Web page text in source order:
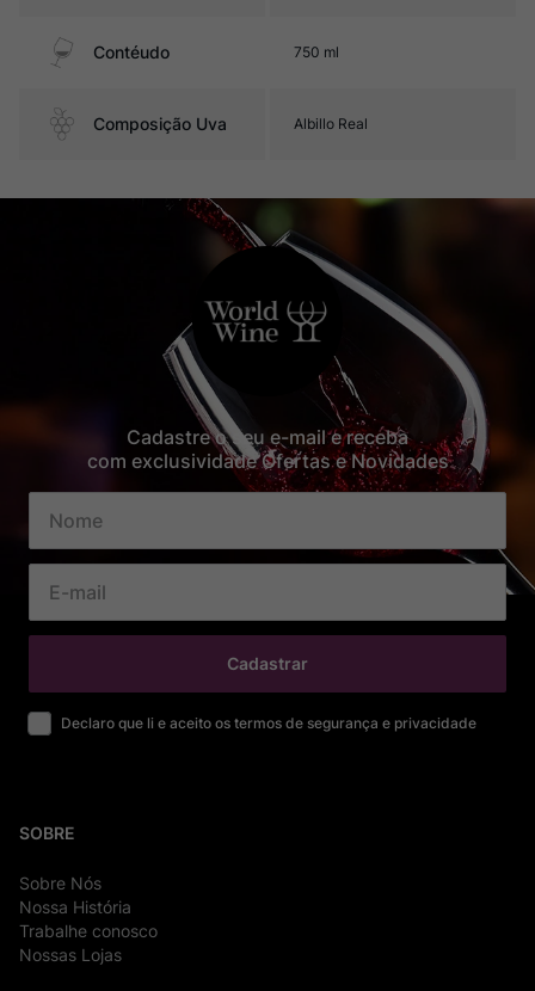
Contéudo 750 ml
Composição Uva Albillo Real
Cadastre o seu e-mail e receba
com exclusividade Ofertas e Novidades
Cadastrar
Declaro que li e aceito os termos de segurança e privacidade
SOBRE
Sobre Nós
Nossa História
Trabalhe conosco
Nossas Lojas